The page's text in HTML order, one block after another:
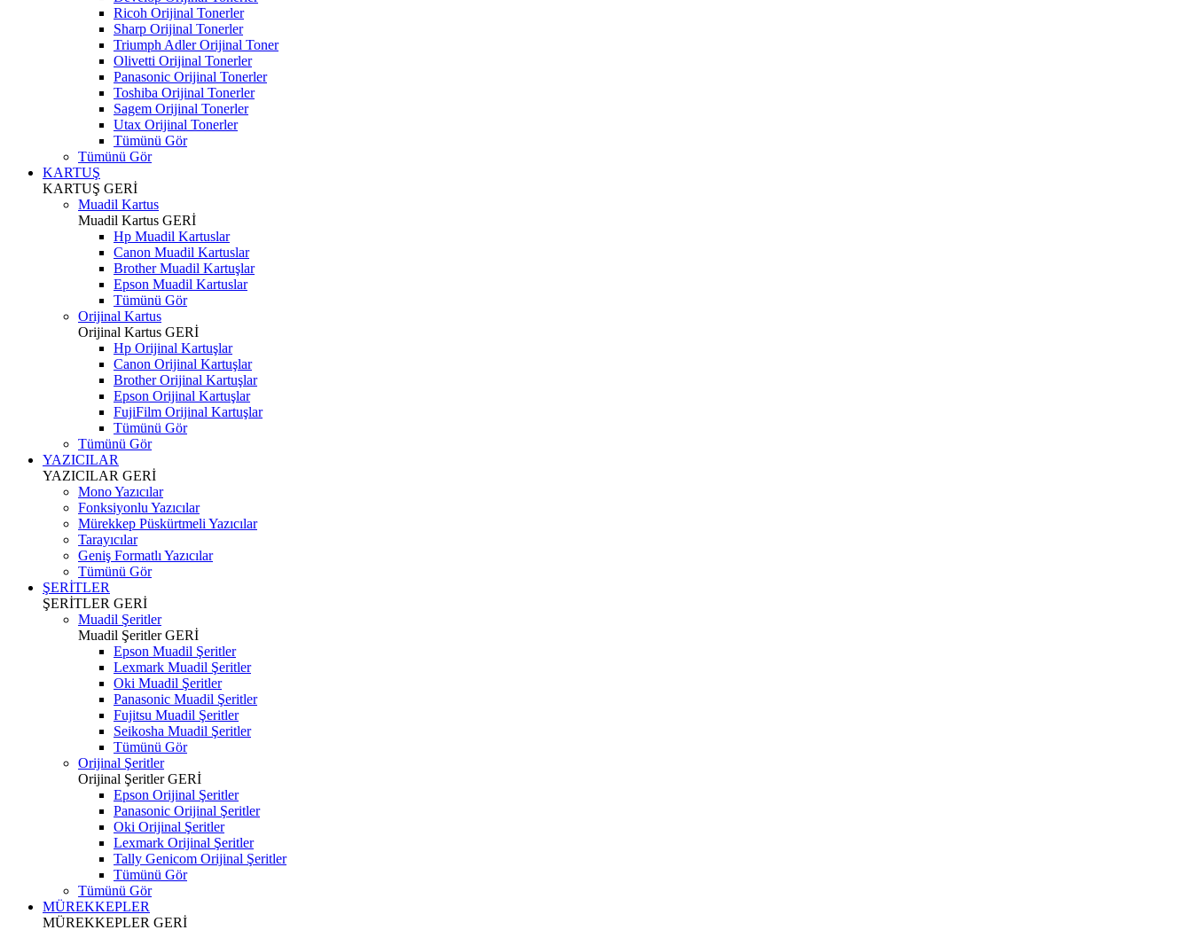
Ricoh Orijinal Tonerler
Sharp Orijinal Tonerler
Triumph Adler Orijinal Toner
Olivetti Orijinal Tonerler
Panasonic Orijinal Tonerler
Toshiba Orijinal Tonerler
Sagem Orijinal Tonerler
Utax Orijinal Tonerler
Tümünü Gör
Tümünü Gör
KARTUŞ
KARTUŞ GERİ
Muadil Kartus
Muadil Kartus GERİ
Hp Muadil Kartuslar
Canon Muadil Kartuslar
Brother Muadil Kartuşlar
Epson Muadil Kartuslar
Tümünü Gör
Orijinal Kartus
Orijinal Kartus GERİ
Hp Orijinal Kartuşlar
Canon Orijinal Kartuşlar
Brother Orijinal Kartuşlar
Epson Orijinal Kartuşlar
FujiFilm Orijinal Kartuşlar
Tümünü Gör
Tümünü Gör
YAZICILAR
YAZICILAR GERİ
Mono Yazıcılar
Fonksiyonlu Yazıcılar
Mürekkep Püskürtmeli Yazıcılar
Tarayıcılar
Geniş Formatlı Yazıcılar
Tümünü Gör
ŞERİTLER
ŞERİTLER GERİ
Muadil Şeritler
Muadil ŞeritlerGERİ
Epson Muadil Şeritler
Lexmark Muadil Şeritler
Oki Muadil Şeritler
Panasonic Muadil Şeritler
Fujitsu Muadil Şeritler
Seikosha Muadil Şeritler
Tümünü Gör
Orijinal Şeritler
Orijinal ŞeritlerGERİ
Epson Orijinal Şeritler
Panasonic Orijinal Şeritler
Oki Orijinal Şeritler
Lexmark Orijinal Şeritler
Tally Genicom Orijinal Şeritler
Tümünü Gör
Tümünü Gör
MÜREKKEPLER
MÜREKKEPLER GERİ